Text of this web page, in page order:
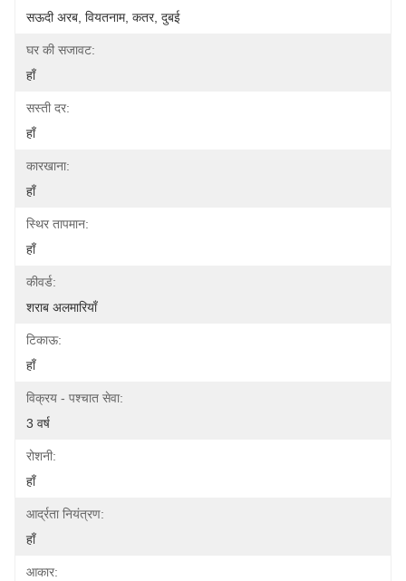
सऊदी अरब, वियतनाम, कतर, दुबई
घर की सजावट:
हाँ
सस्ती दर:
हाँ
कारखाना:
हाँ
स्थिर तापमान:
हाँ
कीवर्ड:
शराब अलमारियाँ
टिकाऊ:
हाँ
विक्रय - पश्चात सेवा:
3 वर्ष
रोशनी:
हाँ
आर्द्रता नियंत्रण:
हाँ
आकार: